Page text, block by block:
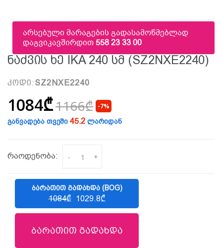
არსებული მარაგების გადასამოწმებლად
დაგვიკავშირდით558 23 33 00
Ნაძვის Ხე IKA 240 Სმ (SZ2NXE2240)
კოდი: SZ2NXE2240
1084₾1166₾ -7%
განვადება თვეში 45.2 ლარიდან
რაოდენობა: - +
ᲑᲐᲠᲐᲗᲘᲗ ᲒᲐᲓᲐᲮᲓᲐ (BOG)
1084₾ 1029.8₾
ბარათით გადახდა